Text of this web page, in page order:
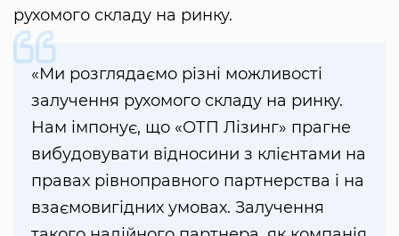
рухомого складу на ринку.
«Ми розглядаємо різні можливості
залучення рухомого складу на ринку.
Нам імпонує, що «ОТП Лізинг» прагне
вибудовувати відносини з клієнтами на
правах рівноправного партнерства і на
взаємовигідних умовах. Залучення